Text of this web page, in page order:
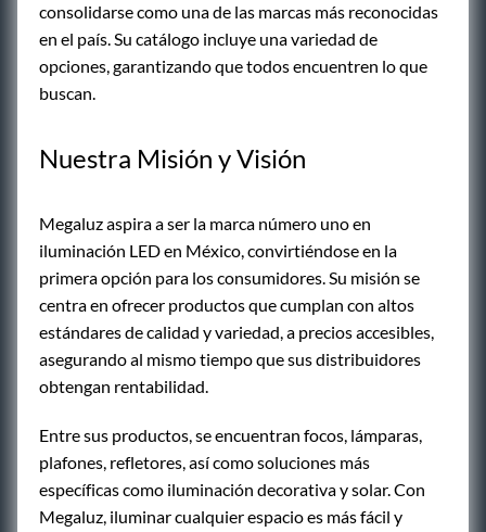
consolidarse como una de las marcas más reconocidas
en el país. Su catálogo incluye una variedad de
opciones, garantizando que todos encuentren lo que
buscan.
Nuestra Misión y Visión
Megaluz aspira a ser la marca número uno en
iluminación LED en México, convirtiéndose en la
primera opción para los consumidores. Su misión se
centra en ofrecer productos que cumplan con altos
estándares de calidad y variedad, a precios accesibles,
asegurando al mismo tiempo que sus distribuidores
obtengan rentabilidad.
Entre sus productos, se encuentran focos, lámparas,
plafones, refletores, así como soluciones más
específicas como iluminación decorativa y solar. Con
Megaluz, iluminar cualquier espacio es más fácil y